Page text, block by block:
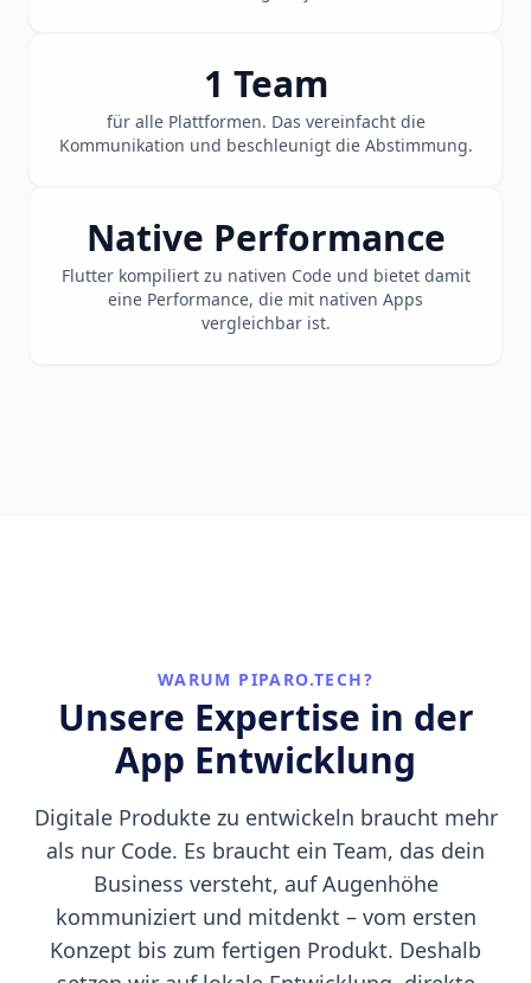
1 Team
für alle Plattformen. Das vereinfacht die
Kommunikation und beschleunigt die Abstimmung.
Native Performance
Flutter kompiliert zu nativen Code und bietet damit
eine Performance, die mit nativen Apps
vergleichbar ist.
WARUM PIPARO.TECH?
Unsere Expertise in der
App Entwicklung
Digitale Produkte zu entwickeln braucht mehr
als nur Code. Es braucht ein Team, das dein
Business versteht, auf Augenhöhe
kommuniziert und mitdenkt – vom ersten
Konzept bis zum fertigen Produkt. Deshalb